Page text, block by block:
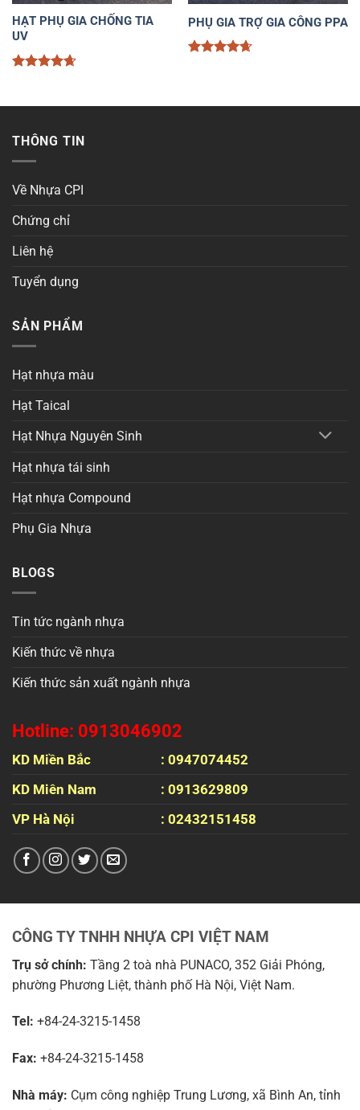
HẠT PHỤ GIA CHỐNG TIA
UV
5 sao
PHỤ GIA TRỢ GIA CÔNG PPA
THÔNG TIN
Về Nhựa CPI
Chứng chỉ
Liên hệ
Tuyển dụng
SẢN PHẨM
Hạt nhựa màu
Hạt Taical
Hạt Nhựa Nguyên Sinh
Hạt nhựa tái sinh
Hạt nhựa Compound
Phụ Gia Nhựa
BLOGS
Tin tức ngành nhựa
Kiến thức về nhựa
Kiến thức sản xuất ngành nhựa
Hotline: 0913046902
KD Miền Bắc
: 0947074452
KD Miên Nam
: 0913629809
VP Hà Nội
: 02432151458
CÔNG TY TNHH NHỰA CPI VIỆT NAM
Trụ sở chính: Tầng 2 toà nhà PUNACO, 352 Giải Phóng,
phường Phương Liệt, thành phố Hà Nội, Việt Nam.
Tel: +84-24-3215-1458
Fax: +84-24-3215-1458
Nhà máy: Cụm công nghiệp Trung Lương, xã Bình An, tỉnh